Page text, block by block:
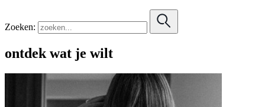
Zoeken:
ontdek wat je wilt